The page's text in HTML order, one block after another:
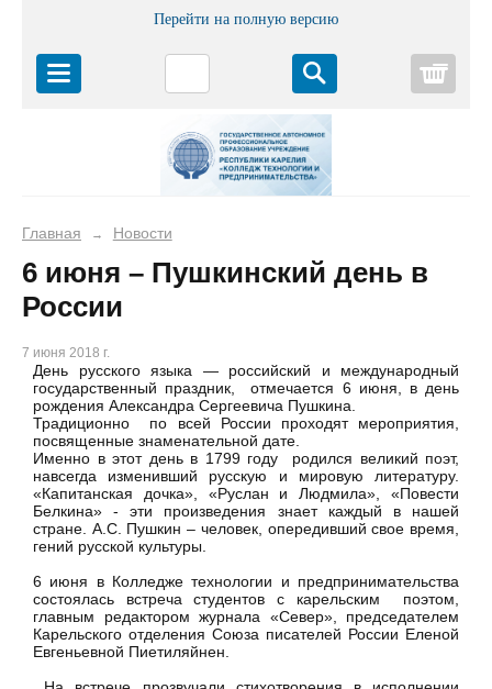
Перейти на полную версию
Главная → Новости
6 июня – Пушкинский день в
России
7 июня 2018 г.
День русского языка — российский и международный
государственный праздник, отмечается 6 июня, в день
рождения Александра Сергеевича Пушкина.
Традиционно по всей России проходят мероприятия,
посвященные знаменательной дате.
Именно в этот день в 1799 году родился великий поэт,
навсегда изменивший русскую и мировую литературу.
«Капитанская дочка», «Руслан и Людмила», «Повести
Белкина» - эти произведения знает каждый в нашей
стране. А.С. Пушкин – человек, опередивший свое время,
гений русской культуры.
6 июня в Колледже технологии и предпринимательства
состоялась встреча студентов с карельским поэтом,
главным редактором журнала «Север», председателем
Карельского отделения Союза писателей России Еленой
Евгеньевной Пиетиляйнен.